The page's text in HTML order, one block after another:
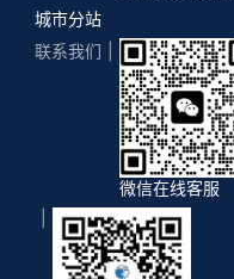
城市分站
联系我们
微信在线客服